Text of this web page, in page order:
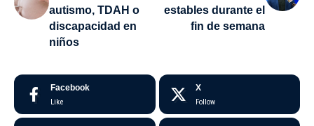
autismo, TDAH o
discapacidad en
niños
estables durante el
fin de semana
Facebook
Like
X
Follow